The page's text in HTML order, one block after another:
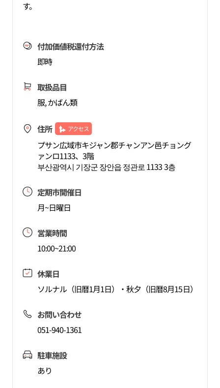
す。
付加価値税還付方法
即時
取扱品目
服, かばん類
住所 アクセス
プサン広域市キジャン郡チャンアン邑チョング
ァンロ1133、3階
부산광역시 기장군 장안읍 정관로 1133 3층
定期市開催日
月~日曜日
営業時間
10:00~21:00
休業日
ソルナル（旧暦1月1日）・秋夕（旧暦8月15日）
お問い合わせ
051-940-1361
駐車施設
あり